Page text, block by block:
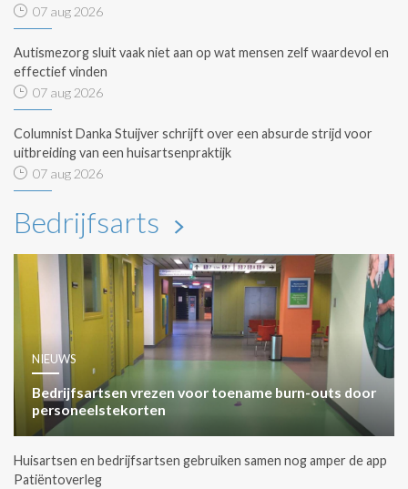
07 aug 2026
Autismezorg sluit vaak niet aan op wat mensen zelf waardevol en
effectief vinden
07 aug 2026
Columnist Danka Stuijver schrijft over een absurde strijd voor
uitbreiding van een huisartsenpraktijk
07 aug 2026
Bedrijfsarts
NIEUWS
Bedrijfsartsen vrezen voor toename burn-outs door
personeelstekorten
Huisartsen en bedrijfsartsen gebruiken samen nog amper de app
Patiëntoverleg